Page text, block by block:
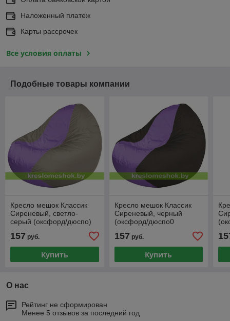
Наложенный платеж
Карты рассрочек
Все условия оплаты
Подобные товары компании
Кресло мешок Классик
Сиреневый, светло-
серый (оксфорд/дюспо)
157 руб.
Купить
Кресло мешок Классик
Сиреневый, черный
(оксфорд/дюспо0
157 руб.
Купить
О нас
Рейтинг не сформирован
Менее 5 отзывов за последний год